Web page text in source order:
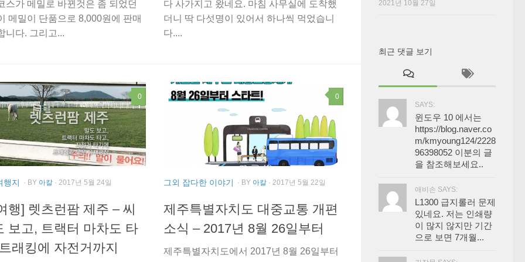
스가 메밀로 바뀐것은 좀 되었던
메밀이 단품으로 8,000원에 판매
니다. 그리고...
다 사가지고 왔네요. 마침 사무실에 도착했
더니 딱 다섯명이 있어서 하나씩 먹었습니
다....
0
행지 · BY 아칼 · 2017년 5월 24일
행] 렛츠런팜 제주 – 씨
보고, 트랙터 마차도 타
래킹에 자전거까지
0
그외 잡다한 이야기 · BY 아칼 · 2017년 5월 22일
제주특별자치도 대중교통 개편
소식 – 2017년 8월 26일부터
제주특별자치도에서 2017년 8월 26일부터
2021년 10월 27일
최근 댓글 보기
SAYS:
윈도우 10 에서는
https://blog.naver.co
m/kmyoung124/2228
96398052 이분의 글
을 참조해보세요..
애비손 SAYS:
L1300 급지롤러 문제
있네요. 저는 인쇄량
이 많지 않지만 기간
으로 보면 7개월...